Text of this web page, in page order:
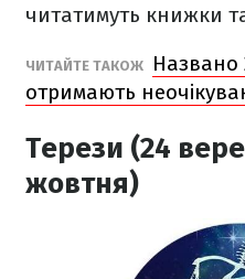
читатимуть книжки
ЧИТАЙТЕ ТАКОЖ
Названо
отримають
Терези (24
жовтня)